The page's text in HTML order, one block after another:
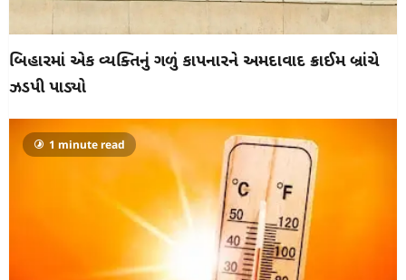
બિહારમાં એક વ્યક્તિનું ગળું કાપનારને અમદાવાદ ક્રાઈમ બ્રાંચે
ઝડપી પાડ્યો
1 minute read